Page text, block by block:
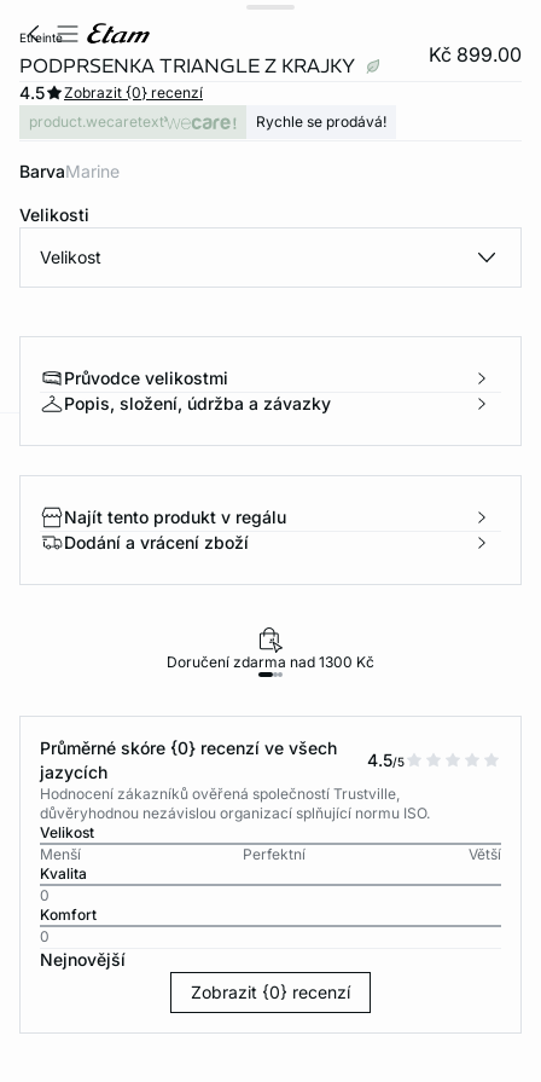
etreinte
PODPRSENKA TRIANGLE Z KRAJKY Kč 899.00
4.5
Zobrazit {0} recenzí
product.wecaretext
Rychle se prodává!
Barva marine
Velikosti
Velikost
Průvodce velikostmi
Popis, složení, údržba a závazky
Najít tento produkt v regálu
Dodání a vrácení zboží
Doručení zdarma nad 1300 Kč
Průměrné skóre {0} recenzí ve všech
jazycích
4.5/5
Hodnocení zákazníků ověřená společností Trustville,
důvěryhodnou nezávislou organizací splňující normu ISO.
Velikost
Menší
Perfektní
Větší
Kvalita
0
Komfort
0
Nejnovější
Zobrazit {0} recenzí